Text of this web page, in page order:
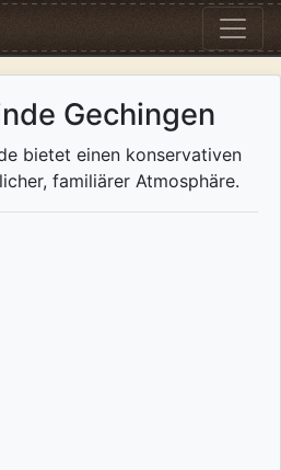
Gechingen
bietet einen konservativen
familiärer Atmosphäre.